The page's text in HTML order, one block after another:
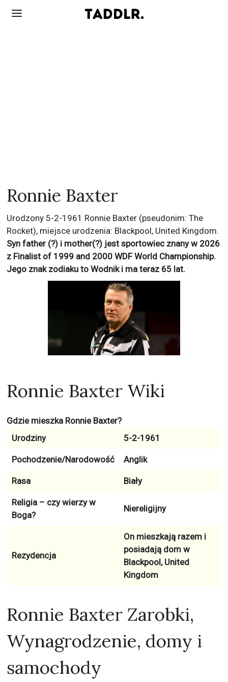
Ronnie Baxter
Urodzony 5-2-1961 Ronnie Baxter (pseudonim: The
Rocket), miejsce urodzenia: Blackpool, United Kingdom.
Syn father (?) i mother(?) jest sportowiec znany w 2026
z Finalist of 1999 and 2000 WDF World Championship.
Jego znak zodiaku toWodniki ma teraz 65 lat.
Ronnie Baxter Wiki
Gdzie mieszka Ronnie Baxter?
Urodziny
5-2-1961
Pochodzenie/Narodowość Anglik
Rasa Biały
Religia – czy wierzy w
Boga?
Niereligijny
Rezydencja
On mieszkają razem i
posiadają dom w
Blackpool, United
Kingdom
Ronnie Baxter Zarobki,
Wynagrodzenie, domy i
samochody